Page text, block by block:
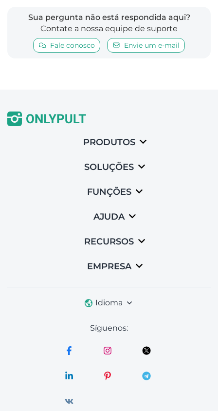
Sua pergunta não está respondida aqui?
Contate a nossa equipe de suporte
Fale conosco Envie um e-mail
PRODUTOS
SOLUÇÕES
FUNÇÕES
AJUDA
RECURSOS
EMPRESA
Idioma
Síguenos: